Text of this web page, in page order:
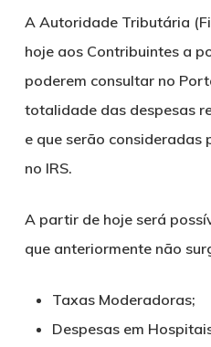
A Autoridade Tributária
hoje aos Contribuintes a
poderem consultar no
totalidade das despesas
e que serão consideradas
no IRS.
A partir de hoje será
que anteriormente não
Taxas Moderadoras;
Despesas em